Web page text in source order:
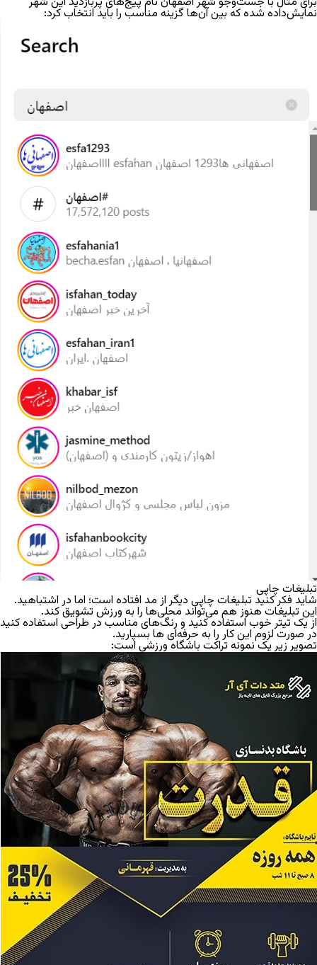
نمایش‌داده شده که بین آن‎‌ها گزینه مناسب را باید انتخاب کرد:
تبلیغات چاپی
شاید فکر کنید تبلیغات چاپی دیگر از مد افتاده است؛ اما در اشتباهید.
این تبلیغات هنوز هم می‌تواند محلی‌ها را به ورزش تشویق کند.
از یک تیتر خوب استفاده کنید و رنگ‌های مناسب در طراحی استفاده کنید
در صورت لزوم این کار را به حرفه‌ای ها بسپارید.
تصویر زیر یک نمونه تراکت باشگاه ورزشی است: